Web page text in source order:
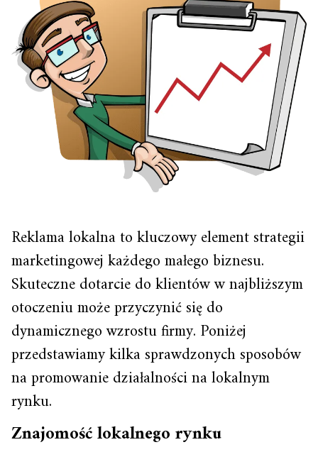
Reklama lokalna to kluczowy element strategii
marketingowej każdego małego biznesu.
Skuteczne dotarcie do klientów w najbliższym
otoczeniu może przyczynić się do
dynamicznego wzrostu firmy. Poniżej
przedstawiamy kilka sprawdzonych sposobów
na promowanie działalności na lokalnym
rynku.
Znajomość lokalnego rynku